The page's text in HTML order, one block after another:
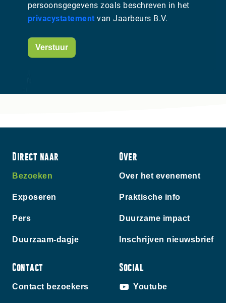
persoonsgegevens zoals beschreven in het
privacystatementvan Jaarbeurs B.V.
Verstuur
Direct naar
Bezoeken
Exposeren
Pers
Duurzaam-dagje
Over
Over het evenement
Praktische info
Duurzame impact
Inschrijven nieuwsbrief
Contact
Contact bezoekers
Social
Youtube